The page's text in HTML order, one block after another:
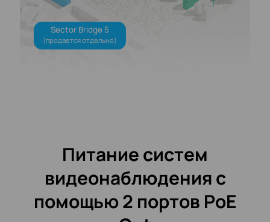
Sector Bridge 5
(продается отдельно)
Питание систем
видеонаблюдения с
помощью 2 портов PoE